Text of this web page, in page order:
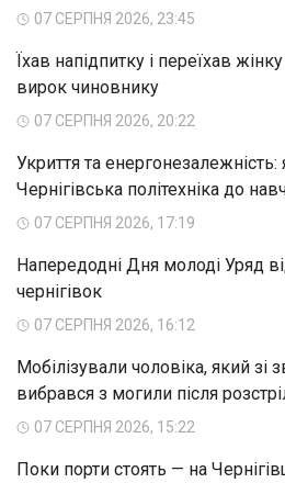
07 СЕРПНЯ 2026, 23:45
Їхав напідпитку і переїхав
вирок чиновнику
07 СЕРПНЯ 2026, 20:22
Укриття та енергонезалежність:
Чернігівська політехніка до
07 СЕРПНЯ 2026, 17:19
Напередодні Дня молоді Уряд
чернігівок
07 СЕРПНЯ 2026, 16:12
Мобілізували чоловіка, який зі
вибрався з могили після
07 СЕРПНЯ 2026, 15:22
Поки порти стоять — на